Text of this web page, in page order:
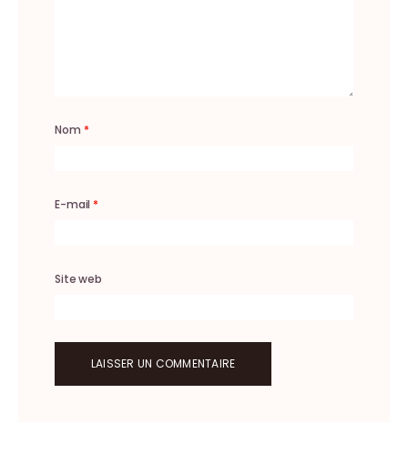
Nom *
E-mail *
Site web